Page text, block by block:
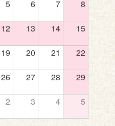
5 6 7 8
12 13 14 15
19 20 21 22
26 27 28 29
2 3 4 5